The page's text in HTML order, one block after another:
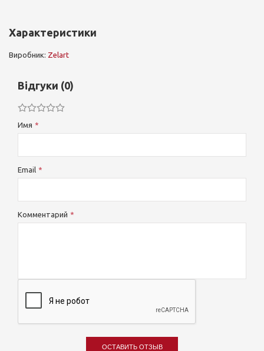
Характеристики
Виробник: Zelart
Відгуки (0)
Имя
Email
Комментарий
ОСТАВИТЬ ОТЗЫВ